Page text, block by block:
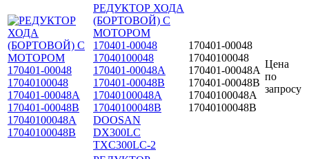
РЕДУКТОР ХОДА
(БОРТОВОЙ) С
МОТОРОМ
170401-00048
17040100048
170401-00048A
170401-00048B
17040100048A
17040100048B
DOOSAN
DX300LC
TXC300LC-2
170401-00048
17040100048
170401-00048A
170401-00048B
17040100048A
17040100048B
Цена
по
запросу